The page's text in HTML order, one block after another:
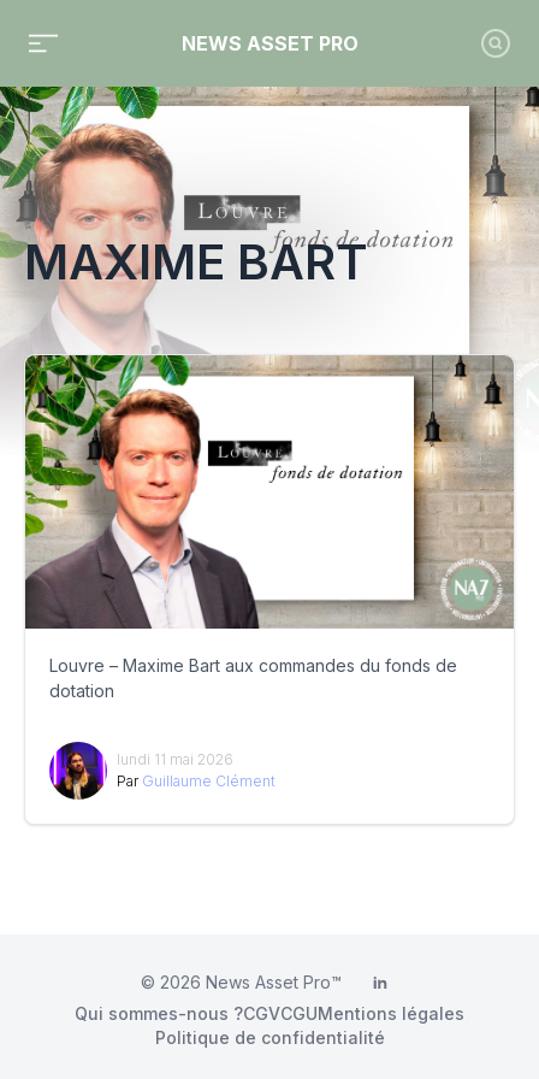
NEWS ASSET PRO
Toute l'actualité sur le tag "Maxime Bart"
MAXIME BART
Louvre – Maxime Bart aux commandes du fonds de
dotation
lundi 11 mai 2026
Par Guillaume Clément
© 2026 News Asset Pro™ LinkedIn
Qui sommes-nous ?CGVCGUMentions légales
Politique de confidentialité